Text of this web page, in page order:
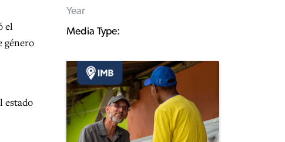
el
género
estado
Year
Media Type: